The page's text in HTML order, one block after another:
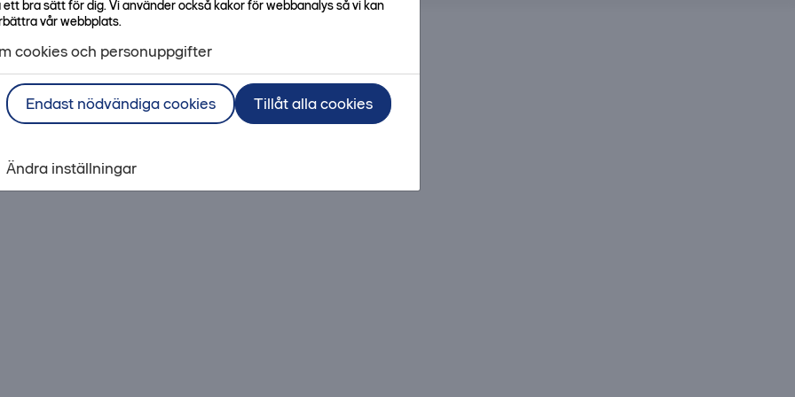
ett bra sätt för dig. Vi använder också kakor för webbanalys så vi kan
vår webbplats.
cookies och personuppgifter
Endast nödvändiga cookies Tillåt alla cookies
Ändra inställningar